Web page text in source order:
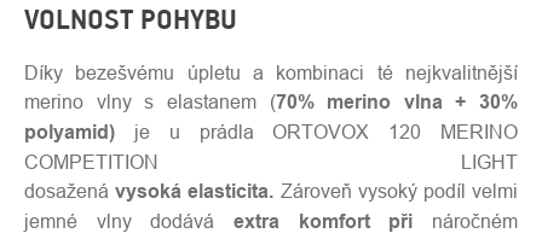
VOLNOST POHYBU
Díky bezešvému úpletu a kombinaci té nejkvalitnější
merino vlny s elastanem (70% merino vlna + 30%
polyamid)
je u prádla ORTOVOX 120 MERINO
COMPETITION LIGHT
dosažená vysoká elasticita. Zároveň vysoký podíl velmi
jemné vlny dodává
extra komfort při
náročném